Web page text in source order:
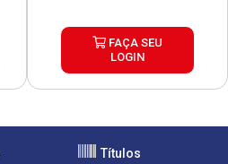
FAÇA SEU
LOGIN
Títulos